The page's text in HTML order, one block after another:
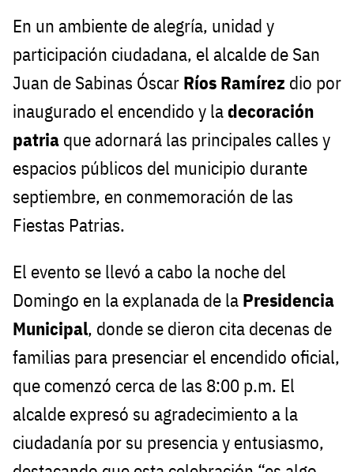
En un ambiente de alegría, unidad y
participación ciudadana, el alcalde de San
Juan de Sabinas Óscar Ríos Ramírez dio por
inaugurado el encendido y ladecoración
patria que adornará las principales calles y
espacios públicos del municipio durante
septiembre, en conmemoración de las
Fiestas Patrias.
El evento se llevó a cabo la noche del
Domingo en la explanada de la Presidencia
Municipal, donde se dieron cita decenas de
familias para presenciar el encendido oficial,
que comenzó cerca de las 8:00 p.m. El
alcalde expresó su agradecimiento a la
ciudadanía por su presencia y entusiasmo,